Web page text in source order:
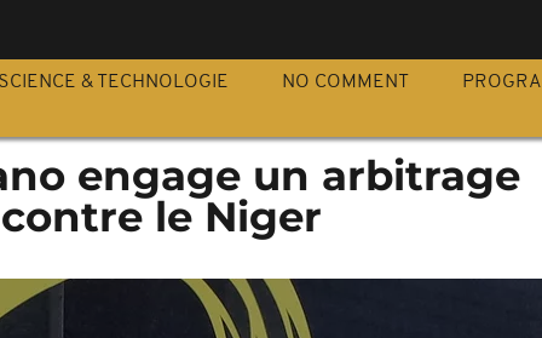
SCIENCE & TECHNOLOGIE NO COMMENT
engage un arbitrage
le Niger